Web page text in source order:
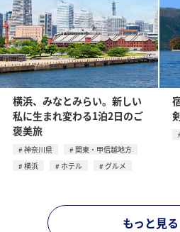
横浜、みなとみらい。新しい
私に生まれ変わる1泊2日のご
褒美旅
神奈川県
関東・甲信越地方
横浜
ホテル グルメ
もっと見る